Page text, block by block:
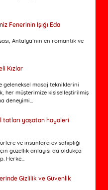
Fenerinin Işığı Eda
Antalya’nın en romantik ve
Kızlar
geleneksel masaj tekniklerini
her müşterimize kişiselleştirilmiş
deneyimi...
tatları yaşatan hayaleri
ve insanlara ev sahipliği
güzellik anlayışı da oldukça
Herke...
Gizlilik ve Güvenlik